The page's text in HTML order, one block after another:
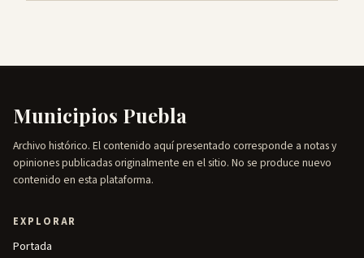
Municipios Puebla
Archivo histórico. El contenido aquí presentado corresponde a notas y
opiniones publicadas originalmente en el sitio. No se produce nuevo
contenido en esta plataforma.
EXPLORAR
Portada